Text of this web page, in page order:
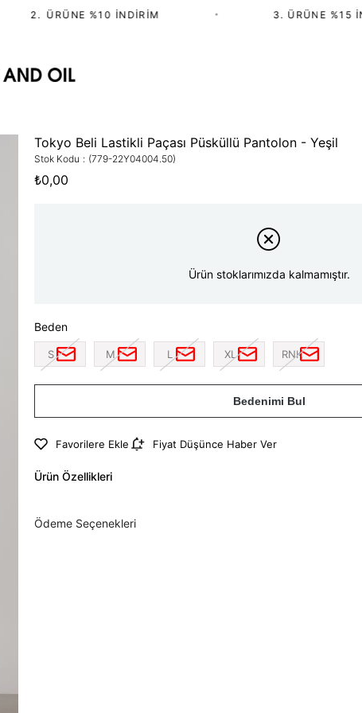
2.⁠ ⁠ÜRÜNE %10 İNDIRIM 3. ÜRÜNE %15
Tokyo Beli Lastikli Paçası Püsküllü Pantolon - Yeşil
Stok Kodu (779-22Y04004.50)
₺0,00
Ürün stoklarımızda kalmamıştır.
Beden
S M L XL RNK
Bedenimi Bul
Favorilere Ekle Fiyat Düşünce Haber Ver
Ürün Özellikleri
Ödeme Seçenekleri